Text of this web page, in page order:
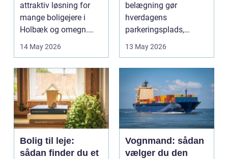
attraktiv løsning for
mange boligejere i
Holbæk og omegn.
Flere ønsker at sæn...
14 May 2026
belægning gør
hverdagens
parkeringsplads,
terrasse eller
gårdsplads både pæn
og pra...
13 May 2026
Bolig til leje:
sådan finder du et
Vognmand: sådan
vælger du den